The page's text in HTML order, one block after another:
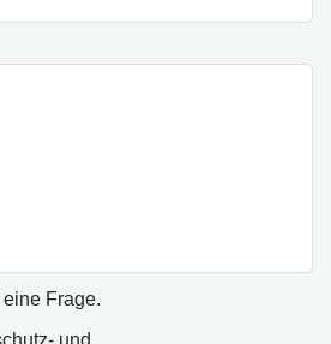
Frage.
und